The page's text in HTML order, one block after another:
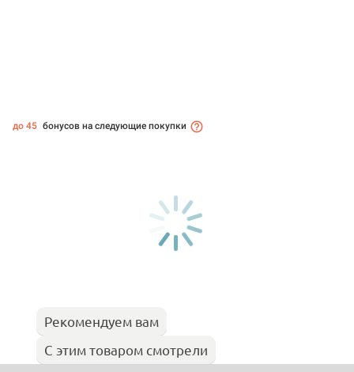
до 45 бонусов на следующие покупки
Рекомендуем вам
С этим товаром смотрели